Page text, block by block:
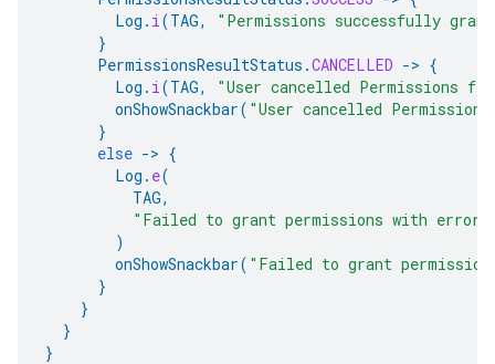
Log . i(TAG,
"Permissions successfully
}
PermissionsResultStatus .CANCELLED -> {
Log . i(TAG,
"User cancelled Permissions
onShowSnackbar( "User cancelled
}
else -> {
Log . e(
TAG,
"Failed to grant permissions with
)
onShowSnackbar( "Failed to grant
}
}
}
}